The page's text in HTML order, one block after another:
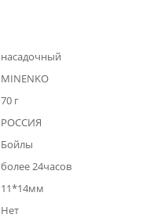
насадочный
MINENKO
70 г
РОССИЯ
Бойлы
более 24часов
11*14мм
Нет